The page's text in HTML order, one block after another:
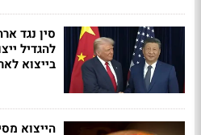
סין נגד
בייצוא
הייצוא